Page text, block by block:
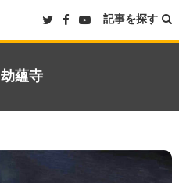
記事を探す
劫蘊寺